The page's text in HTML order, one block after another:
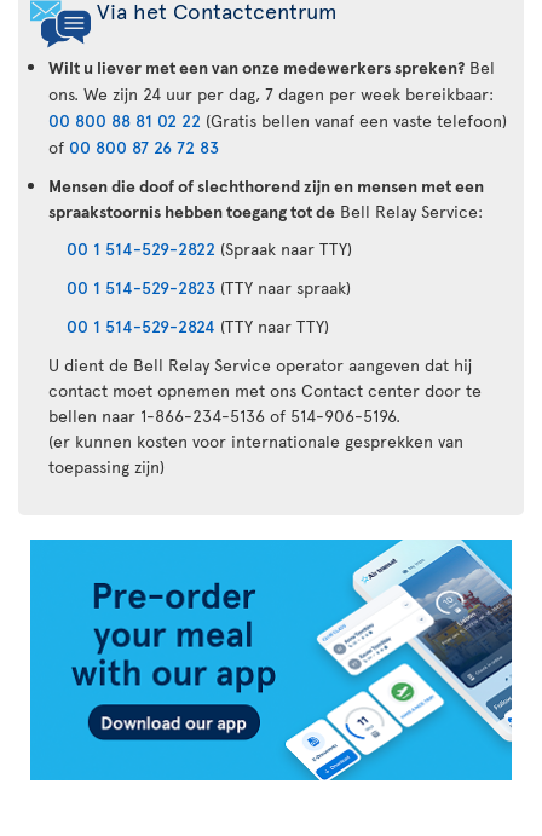
Via het Contactcentrum
Wilt u liever met een van onze medewerkers spreken? Bel
ons. We zijn 24 uur per dag, 7 dagen per week bereikbaar:
00 800 88 81 02 22 (Gratis bellen vanaf een vaste telefoon)
of 00 800 87 26 72 83
Mensen die doof of slechthorend zijn en mensen met een
spraakstoornis hebben toegang tot de Bell Relay Service:
00 1 514-529-2822 (Spraak naar TTY)
00 1 514-529-2823 (TTY naar spraak)
00 1 514-529-2824 (TTY naar TTY)
U dient de Bell Relay Service operator aangeven dat hij
contact moet opnemen met ons Contact center door te
bellen naar 1-866-234-5136 of 514-906-5196.
(er kunnen kosten voor internationale gesprekken van
toepassing zijn)
Transat